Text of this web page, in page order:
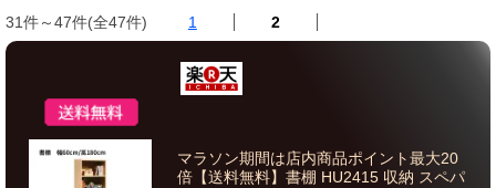
31件～47件(全47件) 1 2
マラソン期間は店内商品ポイント最大20
倍【送料無料】書棚 HU2415 収納 スペパ